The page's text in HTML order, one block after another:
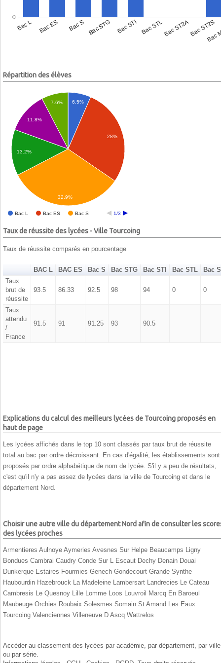
Bac L Bac ES Bac S Bac STG Bac STI Bac STLBac ST2ABac ST2S
0
Répartition des élèves
Bac L Bac ES Bac S 1/3
6.5%
28%
7.6%
11.8%
13.2%
32.9%
Taux de réussite des lycées - Ville Tourcoing
Taux de réussite comparés en pourcentage
BAC L BAC ES Bac S Bac STG Bac STI Bac STL
Bac
Taux
brut de
réussite
93.5 86.33 92.5 98 94 0 0
Taux
attendu
/
France
91.5 91 91.25 93 90.5
Explications du calcul des meilleurs lycées de Tourcoing proposés en
haut de page
Les lycées affichés dans le top 10 sont classés par taux brut de réussite
total au bac par ordre décroissant. En cas d'égalité, les établissements sont
proposés par ordre alphabétique de nom de lycée. S'il y a peu de résultats,
c'est qu'il n'y a pas assez de lycées dans la ville de Tourcoing et dans le
département Nord.
Choisir une autre ville du département Nord afin de consulter les
des lycées proches
Armentieres Aulnoye Aymeries Avesnes Sur Helpe Beaucamps Ligny
Bondues Cambrai Caudry Conde Sur L Escaut Dechy Denain Douai
Dunkerque Estaires Fourmies Genech Gondecourt Grande Synthe
Haubourdin Hazebrouck La Madeleine Lambersart Landrecies
Le Cateau
Cambresis
Le Quesnoy Lille Lomme Loos Louvroil
Marcq En Baroeul
Maubeuge Orchies Roubaix Solesmes Somain St Amand Les Eaux
Tourcoing Valenciennes Villeneuve D Ascq Wattrelos
Accéder au classement des lycées par académie , par département , par ville
ou par série